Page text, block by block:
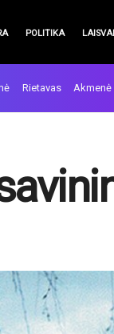
POLITIKA
Rietavas Akmenė